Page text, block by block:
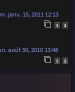
janv. 15, 2011 12:13
1 2
août 30, 2010 13:48
1 2